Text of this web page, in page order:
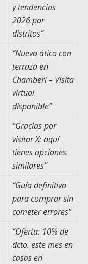
y tendencias
2026 por
distritos”
“Nuevo ático con
terraza en
Chamberí – Visita
virtual
disponible”
“Gracias por
visitar X: aquí
tienes opciones
similares”
“Guía definitiva
para comprar sin
cometer errores”
“Oferta: 10% de
dcto. este mes en
casas en